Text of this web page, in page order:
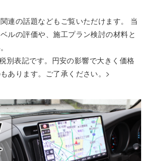
連の話題などもご覧いただけます。 当
ルの評価や、施工プラン検討の材料と
別表記です。円安の影響で大きく価格
あります。ご了承ください。>